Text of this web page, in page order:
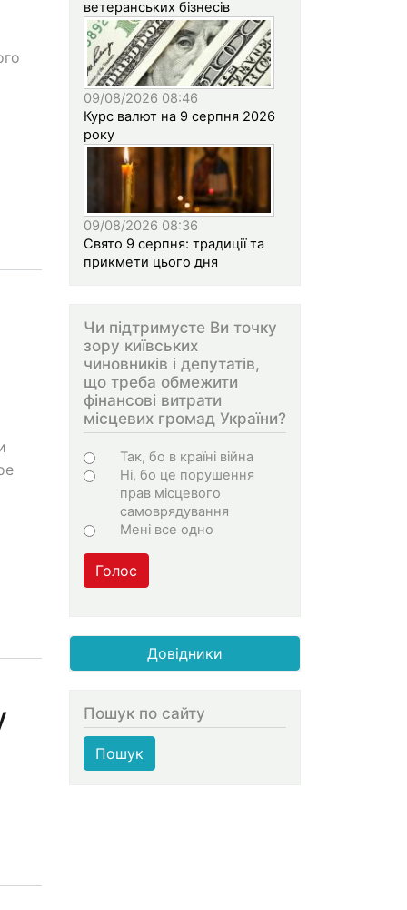
ветеранських бізнесів
09/08/2026 08:46
Курс валют на 9 серпня 2026
року
09/08/2026 08:36
Свято 9 серпня: традиції та
прикмети цього дня
Чи підтримуєте Ви точку
зору київських
чиновників і депутатів,
що треба обмежити
фінансові витрати
місцевих громад України?
Варіанти
Так, бо в країні війна
Ні, бо це порушення
прав місцевого
самоврядування
Мені все одно
Голос
Довідники
Пошук по сайту
Пошук